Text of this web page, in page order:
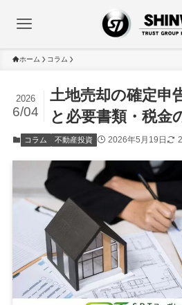
ホーム コラム
土地売却の確定申
と必要書類・税金
2026
6/04
コラム 不動産投資 2026年5月19日